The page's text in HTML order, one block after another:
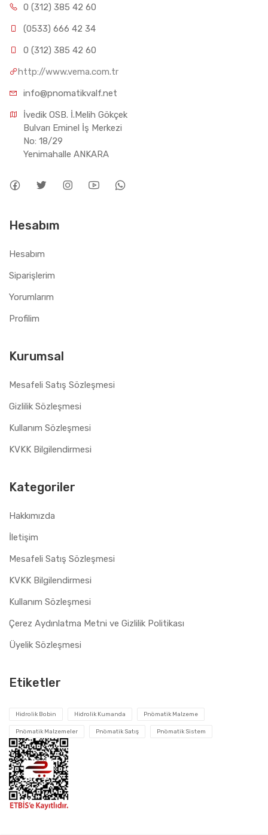
0 (312) 385 42 60
(0533) 666 42 34
0 (312) 385 42 60
http://www.vema.com.tr
info@pnomatikvalf.net
İvedik OSB. İ.Melih Gökçek
Bulvarı Eminel İş Merkezi
No: 18/29
Yenimahalle ANKARA
Hesabım
Hesabım
Siparişlerim
Yorumlarım
Profilim
Kurumsal
Mesafeli Satış Sözleşmesi
Gizlilik Sözleşmesi
Kullanım Sözleşmesi
KVKK Bilgilendirmesi
Kategoriler
Hakkımızda
İletişim
Mesafeli Satış Sözleşmesi
KVKK Bilgilendirmesi
Kullanım Sözleşmesi
Çerez Aydınlatma Metni ve Gizlilik Politikası
Üyelik Sözleşmesi
Etiketler
Hidrolik Bobin Hidrolik Kumanda Pnömatik Malzeme
Pnömatik Malzemeler Pnömatik Satış Pnömatik Sistem